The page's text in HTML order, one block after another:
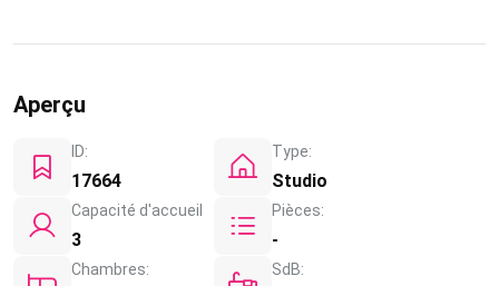
Aperçu
ID:
17664
Type:
Studio
Capacité d'accueil
3
Pièces:
-
Chambres: SdB: